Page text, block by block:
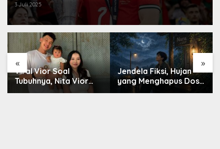
3 Juli 2025
« »
Viral Vior Soal
Tubuhnya, Nita Vior
Akui Nikmati Peranya
Jendela Fiksi, Hujan
yang Menghapus Dosa